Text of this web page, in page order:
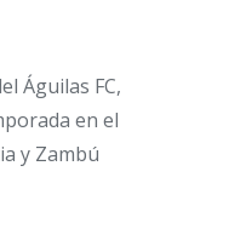
Águilas FC,
en el
y Zambú